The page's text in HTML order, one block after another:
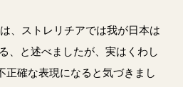
、ストレリチアでは我が日本は
、と述べましたが、実はくわし
正確な表現になると気づきまし